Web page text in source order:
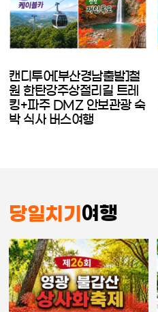
캔디투어[부산경남출발]철
원 한탄강주상절리길 트레
킹+파주 DMZ 안보관광 숙
박 식사 버스여행
당일치기 여행